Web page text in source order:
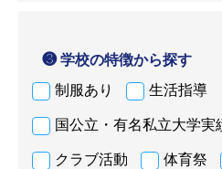
❸ 学校の特徴から探す
制服あり
生活指導
国公立・有名私立大学実
クラブ活動 体育祭